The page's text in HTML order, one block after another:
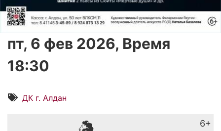
пт, 6 фев 2026, Время
18:30
ДК г. Алдан
6+